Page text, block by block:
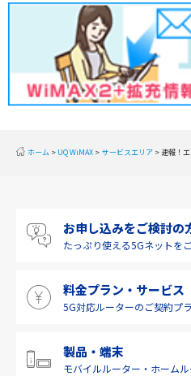
甲信越
北陸
九州・沖縄
2020年1月(2)
2019年12月(2)
2019年11月(2)
2019年10月(1)
2019年6月(1)
2019年4月(1)
2019年2月(7)
ホーム UQ WiMAX サービスエリア 速報！
お申し込みをご検討の
たっぷり使える5Gネットを
料金プラン・サービス
5G対応ルーターのご契約プ
製品・端末
モバイルルーター・ ホーム